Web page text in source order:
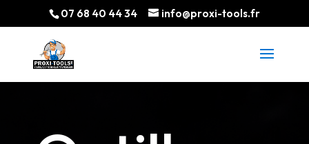
07 68 40 44 34 info@proxi-tools.fr